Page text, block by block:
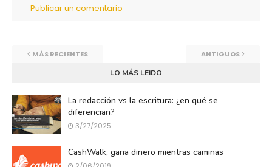
Publicar un comentario
MÁS RECIENTES
ANTIGUOS
LO MÁS LEIDO
La redacción vs la escritura: ¿en qué se
diferencian?
3/27/2025
CashWalk, gana dinero mientras caminas